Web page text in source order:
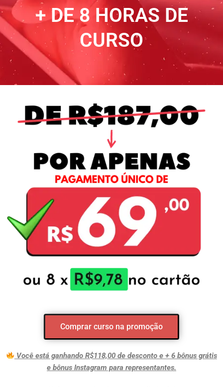
+ DE 8 HORAS DE
CURSO
Comprar curso na promoção
Você está ganhando R$118,00 de desconto e + 6 bônus grátis
e bônus Instagram para representantes.